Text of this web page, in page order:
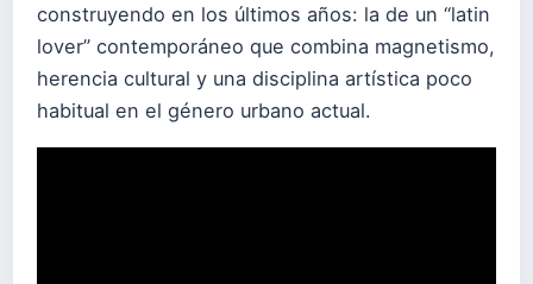
construyendo en los últimos años: la de un “latin
lover” contemporáneo que combina magnetismo,
herencia cultural y una disciplina artística poco
habitual en el género urbano actual.